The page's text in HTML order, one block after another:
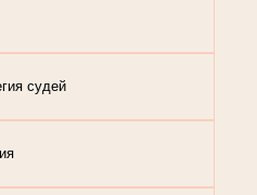
судей